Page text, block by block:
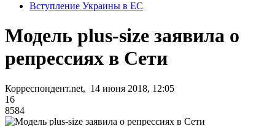
Вступление Украины в ЕС
Модель plus-size заявила о
репрессиях в Сети
Корреспондент.net, 14 июня 2018, 12:05
16
8584